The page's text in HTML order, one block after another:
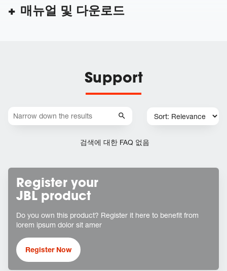
매뉴얼 및 다운로드
Support
검색에 대한 FAQ 없음
Register your
JBL product
Do you own this product? Register it here to benefit from
lorem ipsum dolor sit amer
Register Now